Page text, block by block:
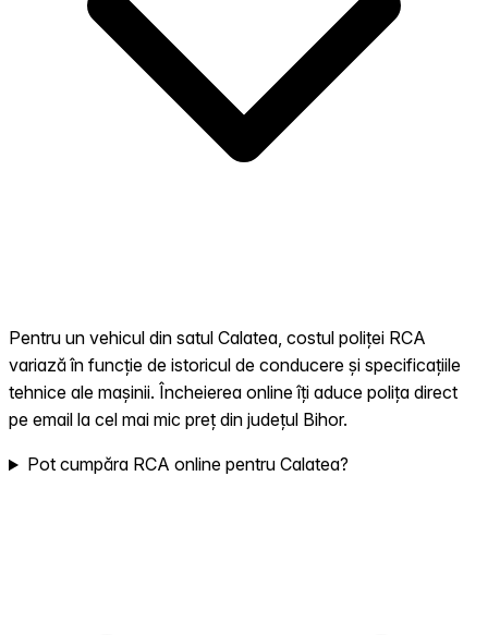
Pentru un vehicul din satul Calatea, costul poliței RCA
variază în funcție de istoricul de conducere și specificațiile
tehnice ale mașinii. Încheierea online îți aduce polița direct
pe email la cel mai mic preț din județul Bihor.
Pot cumpăra RCA online pentru Calatea?